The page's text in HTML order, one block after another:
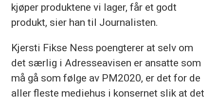
kjøper produktene vi lager, får et godt
produkt, sier han til Journalisten.
Kjersti Fikse Ness poengterer at selv om
det særlig i Adresseavisen er ansatte som
må gå som følge av PM2020, er det for de
aller fleste mediehus i konsernet slik at det